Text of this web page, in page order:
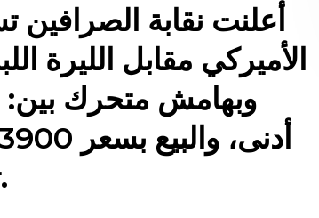
أعلنت نقابة
الأميركي مقابل الليرة
تغيير عن الفترة الماضية.